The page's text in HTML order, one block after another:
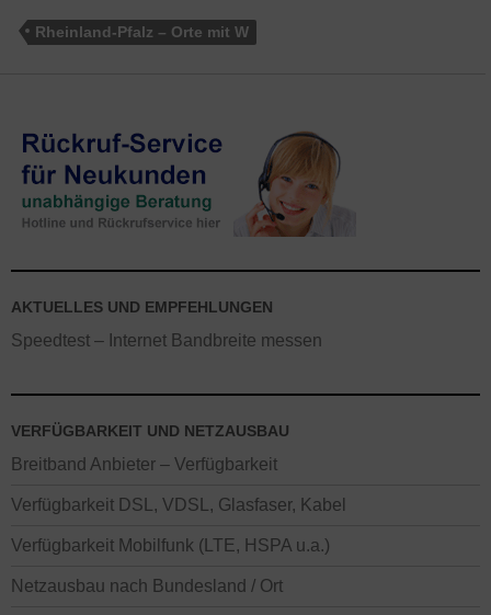
Rheinland-Pfalz – Orte mit W
AKTUELLES UND EMPFEHLUNGEN
Speedtest – Internet Bandbreite messen
VERFÜGBARKEIT UND NETZAUSBAU
Breitband Anbieter – Verfügbarkeit
Verfügbarkeit DSL, VDSL, Glasfaser, Kabel
Verfügbarkeit Mobilfunk (LTE, HSPA u.a.)
Netzausbau nach Bundesland / Ort